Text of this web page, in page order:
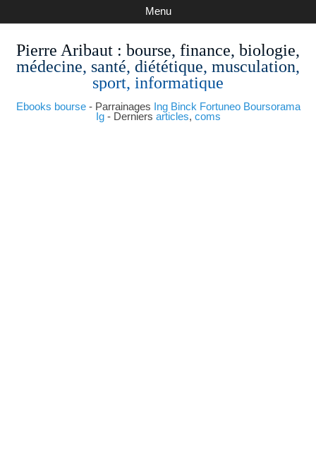
Pierre Aribaut : bourse, finance, biologie,
médecine, santé, diététique, musculation,
sport, informatique
Ebooks bourse- Parrainages Ing Binck Fortuneo Boursorama
Ig- Derniers articles, coms
Menu